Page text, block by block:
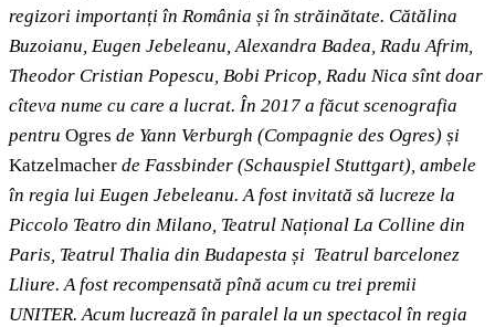
regizori importanți în România și în străinătate. Cătălina
Buzoianu, Eugen Jebeleanu, Alexandra Badea, Radu Afrim,
Theodor Cristian Popescu, Bobi Pricop, Radu Nica sînt doar
cîteva nume cu care a lucrat. În 2017 a făcut scenografia
pentru Ogres de Yann Verburgh (Compagnie des Ogres) și
Katzelmacher de Fassbinder (Schauspiel Stuttgart), ambele
în regia lui Eugen Jebeleanu. A fost invitată să lucreze la
Piccolo Teatro din Milano, Teatrul Național La Colline din
Paris, Teatrul Thalia din Budapesta și Teatrul barcelonez
Lliure. A fost recompensată pînă acum cu trei premii
UNITER. Acum lucrează în paralel la un spectacol în regia